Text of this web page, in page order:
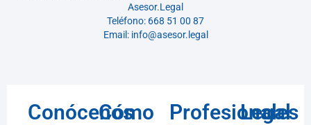
Asesor.Legal
Teléfono: 668 51 00 87
Email: info@asesor.legal
Conócenos
Cómo
Profesionales
Legal